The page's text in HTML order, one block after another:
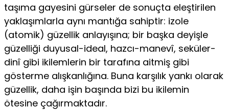
taşıma gayesini gürseler de sonuçta eleştirilen
yaklaşımlarla aynı mantı­ğa sahiptir: izole
(atomik) güzellik anlayışına; bir başka deyişle
güzelliği duyusal-ideal, hazcı-manevî, seküler-
dinî gibi ikilemlerin bir tarafına aitmiş gibi
gösterme alışkanlığına. Buna karşılık yankı olarak
güzellik, daha işin başında bizi bu ikilemin
ötesine çağırmaktadır.